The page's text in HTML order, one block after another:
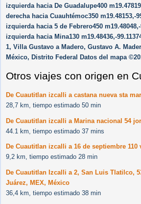
izquierda hacia De Guadalupe400
derecha hacia Cuauhtémoc350 m19.48153,-
izquierda hacia 5 de Febrero450
izquierda hacia Mina130 m19.48436,-
1, Villa Gustavo a Madero, Gustavo A.
México, Distrito Federal Datos del mapa
Otros viajes con origen en
De Cuautitlan izcalli a castana nueva sta
28,7 km, tiempo estimado 50 min
De Cuautitlan izcalli a Marina nacional 54
44.1 km, tiempo estimado 37 mins
De Cuautitlan izcalli a 16 de septiembre
9,2 km, tiempo estimado 28 min
De Cuautitlan Izcalli a 2, San Luis Tlatilco,
Juárez, MEX, México
36,4 km, tiempo estimado 38 min